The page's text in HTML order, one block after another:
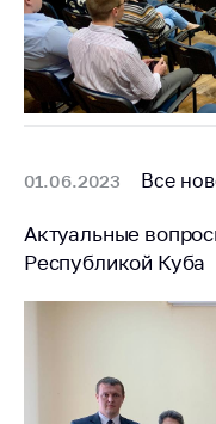
01.06.2023 Все
Актуальные
Республикой Куба